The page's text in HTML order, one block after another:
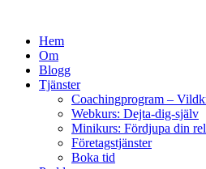
Hem
Om
Blogg
Tjänster
Coachingprogram –
Webkurs: Dejta-dig-själv
Minikurs: Fördjupa din
Företagstjänster
Boka tid